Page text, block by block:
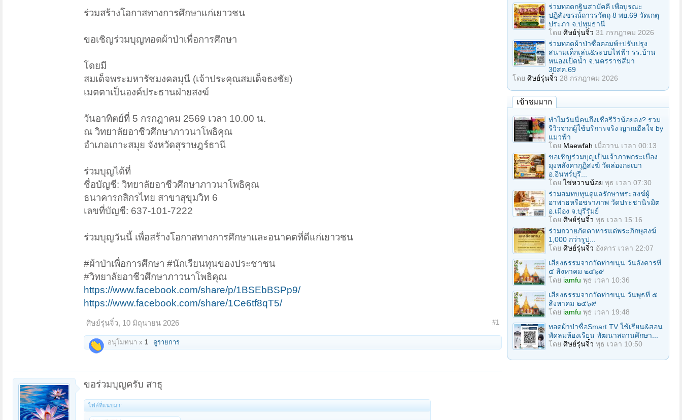
ร่วมสร้างโอกาสทางการศึกษาแก่เยาวชน
ขอเชิญร่วมบุญทอดผ้าป่าเพื่อการศึกษา
โดยมี
สมเด็จพระมหารัชมงคลมุนี (เจ้าประคุณสมเด็จธงชัย)
เมตตาเป็นองค์ประธานฝ่ายสงฆ์
วันอาทิตย์ที่ 5 กรกฎาคม 2569 เวลา 10.00 น.
ณ วิทยาลัยอาชีวศึกษาภาวนาโพธิคุณ
อำเภอเกาะสมุย จังหวัดสุราษฎร์ธานี
ร่วมบุญได้ที่
ชื่อบัญชี: วิทยาลัยอาชีวศึกษาภาวนาโพธิคุณ
ธนาคารกสิกรไทย สาขาสุขุมวิท 6
เลขที่บัญชี: 637-101-7222
ร่วมบุญวันนี้ เพื่อสร้างโอกาสทางการศึกษาและอนาคตที่ดีแก่เยาวชน
#ผ้าป่าเพื่อการศึกษา #นักเรียนทุนของประชาชน
#วิทยาลัยอาชีวศึกษาภาวนาโพธิคุณ
https://www.facebook.com/share/p/1BSEbBSPp9/
https://www.facebook.com/share/1Ce6tf8qT5/
ศิษย์รุ่นจิ๋ว, 10 มิถุนายน 2026 #1
อนุโมทนา x 1 ดูรายการ
ขอร่วมบุญครับ สาธุ
ไฟล์ที่แนบมา:
ร่วมทอดกฐินสามัคคี เพื่อบูรณะ
ปฏิสังขรณ์ถาวรวัตถุ 8 พย.69 วัดเกตุ
ประภา จ.ปทุมธานี
โดย ศิษย์รุ่นจิ๋ว 31 กรกฎาคม 2026
ร่วมทอดผ้าป่าซื้อคอมพ์+ปรับปรุง
สนามเด็กเล่น&ระบบไฟฟ้า รร.บ้าน
หนองเป็ดน้ำ จ.นครราชสีมา
30สค.69
โดย ศิษย์รุ่นจิ๋ว 28 กรกฎาคม 2026
เข้าชมมาก
ทำไมวันนี้คนถึงเชื่อรีวิวน้อยลง? รวม
รีวิวจากผู้ใช้บริการจริง ญาณฮีลใจ by
แมวฟ้า
โดย Maewfah เมื่อวาน เวลา 00:13
ขอเชิญร่วมบุญเป็นเจ้าภาพกระเบื้อง
มุงหลังคากุฏิสงฆ์ วัดล่องกะเบา
อ.อินทร์บุรี...
โดยไข่หวานน้อย พุธ เวลา 07:30
ร่วมสมทบทุนดูแลรักษาพระสงฆ์ผู้
อาพาธหรือชราภาพ วัดประชานิรมิต
อ.เมือง จ.บุรีรัมย์
โดย ศิษย์รุ่นจิ๋ว พุธ เวลา 15:16
ร่วมถวายภัตตาหารแด่พระภิกษุสงฆ์
1,000 กว่ารูป...
โดย ศิษย์รุ่นจิ๋ว อังคาร เวลา 22:07
เสียงธรรมจากวัดท่าขนุน วันอังคารที่
๔ สิงหาคม ๒๕๖๙
โดย iamfu พุธ เวลา 10:36
เสียงธรรมจากวัดท่าขนุน วันพุธที่ ๕
สิงหาคม ๒๕๖๙
โดย iamfu พุธ เวลา 19:48
ทอดผ้าป่าซื้อSmart TV ใช้เรียน&สอน
พัดลมห้องเรียน พัฒนาสถานศึกษา...
โดย ศิษย์รุ่นจิ๋ว พุธ เวลา 10:50